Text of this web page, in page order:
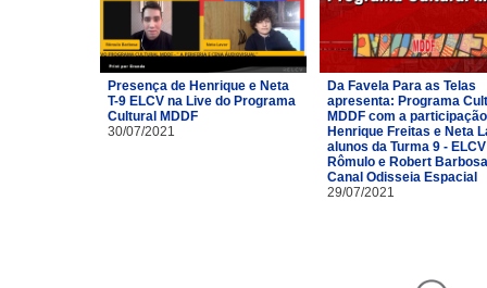
Presença de Henrique e Neta
T-9 ELCV na Live do Programa
Cultural MDDF
30/07/2021
Da Favela Para as Telas
apresenta: Programa
MDDF com a
Henrique Freitas e Neta
alunos da Turma 9 -
Rômulo e Robert
Canal Odisseia Espacial
29/07/2021